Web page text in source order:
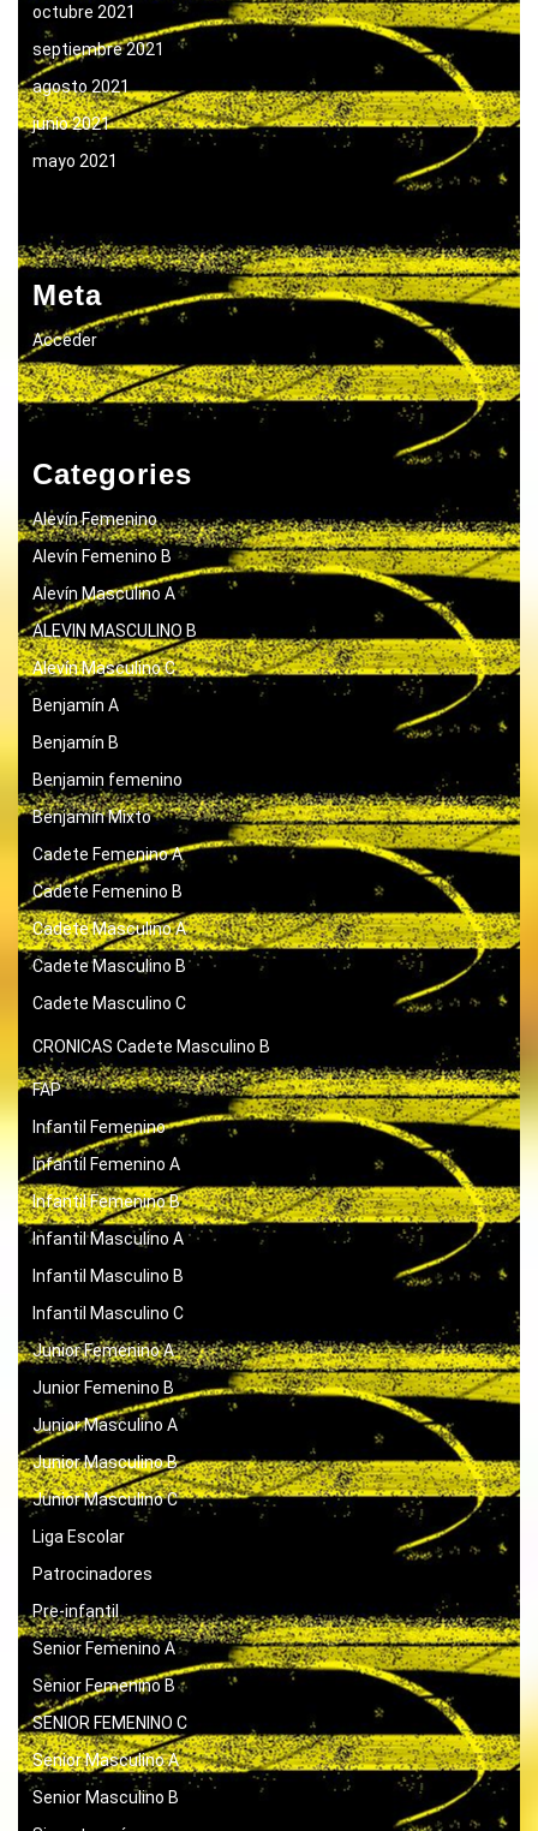
octubre 2021
septiembre 2021
agosto 2021
junio 2021
mayo 2021
Meta
Acceder
Categories
Alevín Femenino
Alevín Femenino B
Alevín Masculino A
ALEVIN MASCULINO B
Alevín Masculino C
Benjamín A
Benjamín B
Benjamin femenino
Benjamín Mixto
Cadete Femenino A
Cadete Femenino B
Cadete Masculino A
Cadete Masculino B
Cadete Masculino C
CRONICAS Cadete Masculino B
FAP
Infantil Femenino
Infantil Femenino A
Infantil Femenino B
Infantil Masculino A
Infantil Masculino B
Infantil Masculino C
Junior Femenino A
Junior Femenino B
Junior Masculino A
Junior Masculino B
Junior Masculino C
Liga Escolar
Patrocinadores
Pre-infantil
Senior Femenino A
Senior Femenino B
SENIOR FEMENINO C
Senior Masculino A
Senior Masculino B